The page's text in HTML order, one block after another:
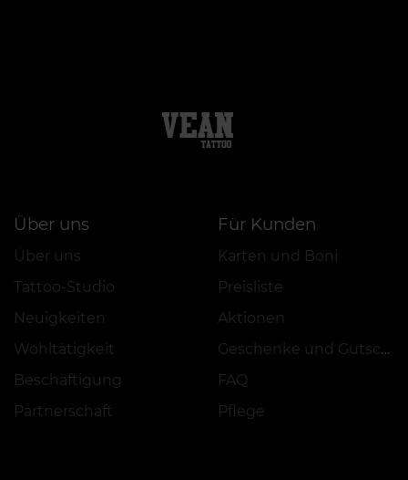
Über uns
Über uns
Tattoo-Studio
Neuigkeiten
Wohltätigkeit
Beschäftigung
Partnerschaft
Für Kunden
Karten und Boni
Preisliste
Aktionen
Geschenke und Gutscheine
FAQ
Pflege